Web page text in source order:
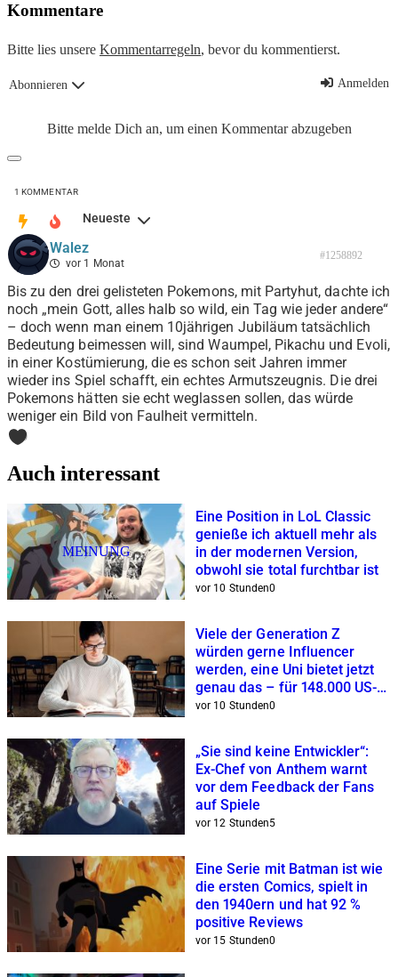
Kommentare
Bitte lies unsere Kommentarregeln, bevor du kommentierst.
Abonnieren Anmelden
Bitte melde Dich an, um einen Kommentar abzugeben
1 KOMMENTAR
Neueste
Walez
vor 1 Monat
#1258892
Bis zu den drei gelisteten Pokemons, mit Partyhut, dachte ich
noch „mein Gott, alles halb so wild, ein Tag wie jeder andere“
– doch wenn man einem 10jährigen Jubiläum tatsächlich
Bedeutung beimessen will, sind Waumpel, Pikachu und Evoli,
in einer Kostümierung, die es schon seit Jahren immer
wieder ins Spiel schafft, ein echtes Armutszeugnis. Die drei
Pokemons hätten sie echt weglassen sollen, das würde
weniger ein Bild von Faulheit vermitteln.
0
Auch interessant
MEINUNG
Eine Position in LoL Classic
genieße ich aktuell mehr als
in der modernen Version,
obwohl sie total furchtbar ist
vor 10 Stunden0
Viele der Generation Z
würden gerne Influencer
werden, eine Uni bietet jetzt
genau das – für 148.000 US-
Dollar
vor 10 Stunden0
„Sie sind keine Entwickler“:
Ex-Chef von Anthem warnt
vor dem Feedback der Fans
auf Spiele
vor 12 Stunden5
Eine Serie mit Batman ist wie
die ersten Comics, spielt in
den 1940ern und hat 92 %
positive Reviews
vor 15 Stunden0